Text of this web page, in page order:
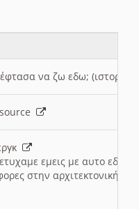
να ζω εδω; (ιστορια)
εμεις με αυτο εδω
στην αρχιτεκτονική